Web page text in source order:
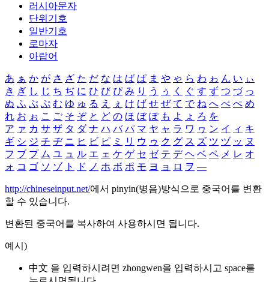
러시아문자
단위기호
일반기호
로마자
아랍어
あ ぁ か が さ ざ た だ な は ば ぱ ま や ゃ ら わ ゎ ん い ぃ
き ぎ し じ ち ぢ に ひ び ぴ み り う ぅ く ぐ す ず つ づ っ
ぬ ふ ぶ ぷ む ゆ ゅ る え ぇ け げ せ ぜ て で ね へ べ ぺ め
れ お ぉ こ ご そ ぞ と ど の ほ ぼ ぽ も よ ょ ろ を
ア ァ カ サ ザ タ ダ ナ ハ バ パ マ ヤ ャ ラ ワ ヮ ン イ ィ キ
ギ シ ジ チ ヂ ニ ヒ ビ ピ ミ リ ウ ゥ ク グ ス ズ ツ ヅ ッ ヌ
フ ブ プ ム ユ ュ ル エ ェ ケ ゲ セ ゼ テ デ ヘ ベ ペ メ レ オ
ォ コ ゴ ソ ゾ ト ド ノ ホ ボ ポ モ ヨ ョ ロ ヲ ―
http://chineseinput.net/에서 pinyin(병음)방식으로 중국어를 변환
할 수 있습니다.
변환된 중국어를 복사하여 사용하시면 됩니다.
예시)
中文 을 입력하시려면 zhongwen을 입력하시고 space를